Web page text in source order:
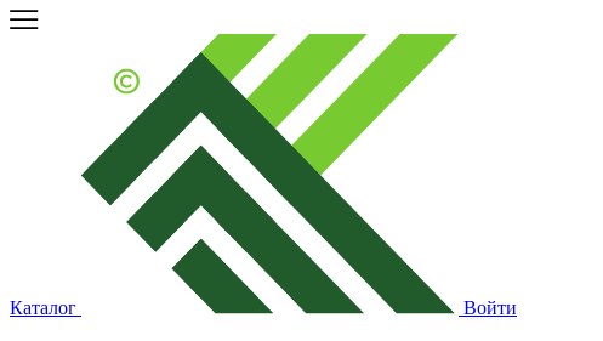
Каталог Войти